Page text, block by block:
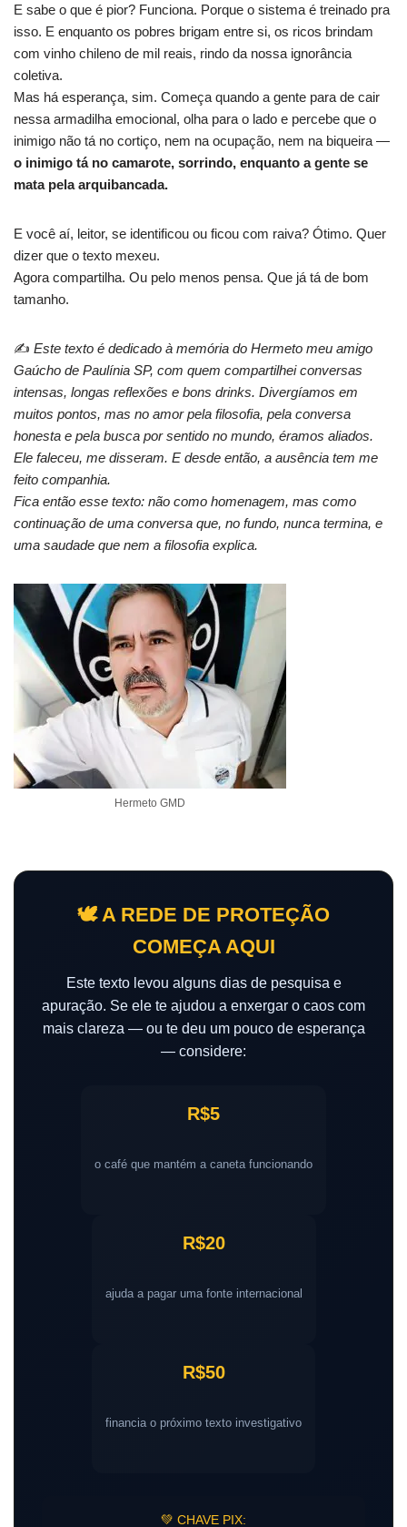
E sabe o que é pior? Funciona. Porque o sistema é treinado pra
isso. E enquanto os pobres brigam entre si, os ricos brindam
com vinho chileno de mil reais, rindo da nossa ignorância
coletiva.
Mas há esperança, sim. Começa quando a gente para de cair
nessa armadilha emocional, olha para o lado e percebe que o
inimigo não tá no cortiço, nem na ocupação, nem na biqueira —
o inimigo tá no camarote, sorrindo, enquanto a gente se
mata pela arquibancada.
E você aí, leitor, se identificou ou ficou com raiva? Ótimo. Quer
dizer que o texto mexeu.
Agora compartilha. Ou pelo menos pensa. Que já tá de bom
tamanho.
✍️ Este texto é dedicado à memória do Hermeto meu amigo
Gaúcho de Paulínia SP, com quem compartilhei conversas
intensas, longas reflexões e bons drinks. Divergíamos em
muitos pontos, mas no amor pela filosofia, pela conversa
honesta e pela busca por sentido no mundo, éramos aliados.
Ele faleceu, me disseram. E desde então, a ausência tem me
feito companhia.
Fica então esse texto: não como homenagem, mas como
continuação de uma conversa que, no fundo, nunca termina, e
uma saudade que nem a filosofia explica.
Hermeto GMD
🕊️ A REDE DE PROTEÇÃO
COMEÇA AQUI
Este texto levou alguns dias de pesquisa e
apuração. Se ele te ajudou a enxergar o caos com
mais clareza — ou te deu um pouco de esperança
— considere:
R$5
o café que mantém a caneta funcionando
R$20
ajuda a pagar uma fonte internacional
R$50
financia o próximo texto investigativo
💚 CHAVE PIX: